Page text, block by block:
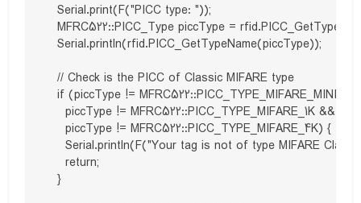
  Serial.print(F("PICC type: "));
MFRC522::PICC_Type piccType =
  Serial.println(rfid.PICC_GetTypeName(piccType));
  // Check is the PICC of Classic MIFARE type
if (piccType != MFRC522::PICC_TYPE_MIFARE_MINI
    piccType != MFRC522::PICC_TYPE_MIFARE_1K &&
    piccType != MFRC522::PICC_TYPE_MIFARE_4K) {
Serial.println(F("Your tag is not of type MIFARE
    return;
  }